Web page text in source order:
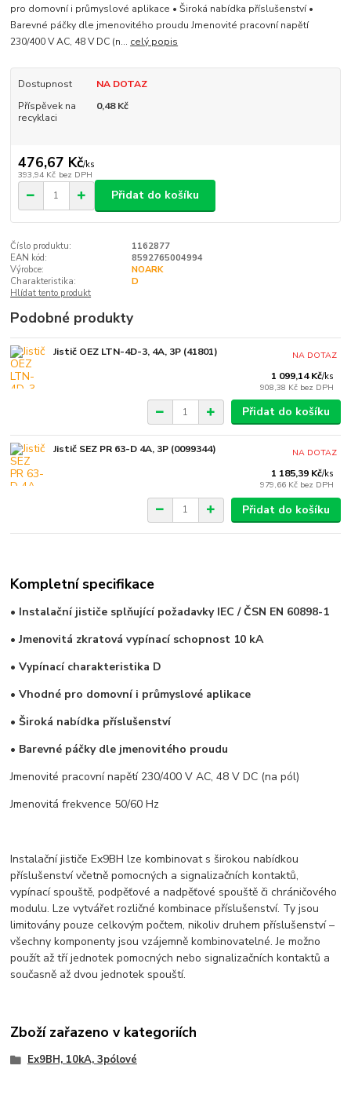
pro domovní i průmyslové aplikace • Široká nabídka příslušenství •
Barevné páčky dle jmenovitého proudu Jmenovité pracovní napětí
230/400 V AC, 48 V DC (n... celý popis
Dostupnost
NA DOTAZ
Příspěvek na
recyklaci
0,48 Kč
476,67 Kč/ks
393,94 Kč bez DPH
Přidat do košíku
Číslo produktu:
1162877
EAN kód:
8592765004994
Výrobce:
NOARK
Charakteristika:
D
Hlídat tento produkt
Podobné produkty
Jistič OEZ LTN-4D-3, 4A, 3P (41801)
1 099,14 Kč/ks
908,38 Kč bez DPH
NA DOTAZ
Přidat do košíku
Jistič SEZ PR 63-D 4A, 3P (0099344)
1 185,39 Kč/ks
979,66 Kč bez DPH
NA DOTAZ
Přidat do košíku
Kompletní specifikace
• Instalační jističe splňující požadavky IEC / ČSN EN 60898-1
• Jmenovitá zkratová vypínací schopnost 10 kA
• Vypínací charakteristika D
• Vhodné pro domovní i průmyslové aplikace
• Široká nabídka příslušenství
• Barevné páčky dle jmenovitého proudu
Jmenovité pracovní napětí 230/400 V AC, 48 V DC (na pól)
Jmenovitá frekvence 50/60 Hz
Instalační jističe Ex9BH lze kombinovat s širokou nabídkou
příslušenství včetně pomocných a signalizačních kontaktů,
vypínací spouště, podpěťové a nadpěťové spouště či chráničového
modulu. Lze vytvářet rozličné kombinace příslušenství. Ty jsou
limitovány pouze celkovým počtem, nikoliv druhem příslušenství –
všechny komponenty jsou vzájemně kombinovatelné. Je možno
použít až tří jednotek pomocných nebo signalizačních kontaktů a
současně až dvou jednotek spouští.
Zboží zařazeno v kategoriích
Ex9BH, 10kA, 3pólové